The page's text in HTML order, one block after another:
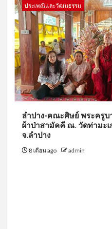
ประเพณีและวัฒนธรรม
ลำปาง-คณะศิษย์ พระครู
ผ้าป่าสามัคคี ณ. วัดท่ามะเ
จ.ลำปาง
8 เดือน ago admin